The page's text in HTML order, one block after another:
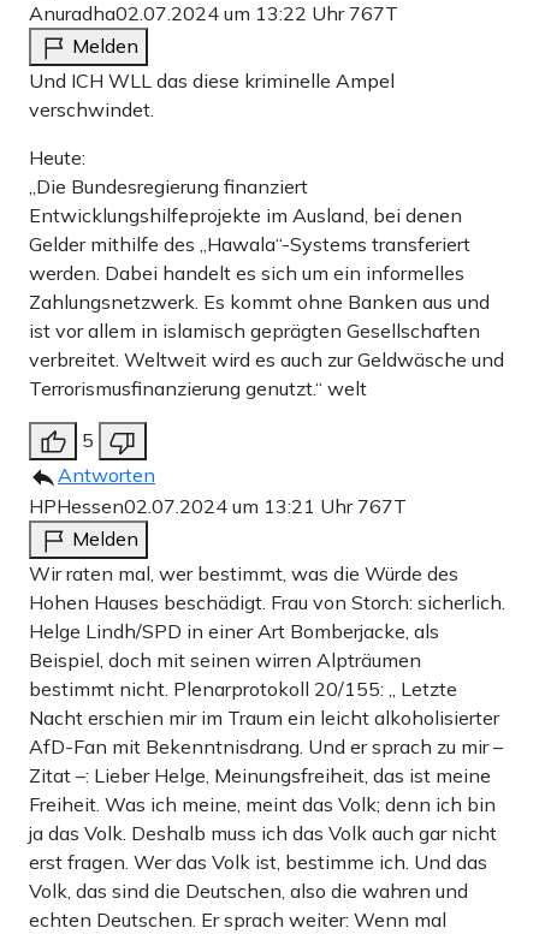
Anuradha02.07.2024 um 13:22 Uhr 767T
Melden
Und ICH WLL das diese kriminelle Ampel
verschwindet.
Heute:
„Die Bundesregierung finanziert
Entwicklungshilfeprojekte im Ausland, bei denen
Gelder mithilfe des „Hawala“-Systems transferiert
werden. Dabei handelt es sich um ein informelles
Zahlungsnetzwerk. Es kommt ohne Banken aus und
ist vor allem in islamisch geprägten Gesellschaften
verbreitet. Weltweit wird es auch zur Geldwäsche und
Terrorismusfinanzierung genutzt.“ welt
5
Antworten
HPHessen02.07.2024 um 13:21 Uhr 767T
Melden
Wir raten mal, wer bestimmt, was die Würde des
Hohen Hauses beschädigt. Frau von Storch: sicherlich.
Helge Lindh/SPD in einer Art Bomberjacke, als
Beispiel, doch mit seinen wirren Alpträumen
bestimmt nicht. Plenarprotokoll 20/155: „ Letzte
Nacht erschien mir im Traum ein leicht alkoholisierter
AfD-Fan mit Bekenntnisdrang. Und er sprach zu mir –
Zitat –: Lieber Helge, Meinungsfreiheit, das ist meine
Freiheit. Was ich meine, meint das Volk; denn ich bin
ja das Volk. Deshalb muss ich das Volk auch gar nicht
erst fragen. Wer das Volk ist, bestimme ich. Und das
Volk, das sind die Deutschen, also die wahren und
echten Deutschen. Er sprach weiter: Wenn mal